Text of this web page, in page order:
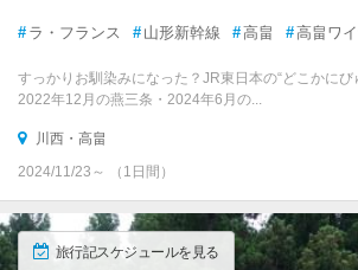
# ラ・フランス # 山形新幹線 #高畠 #高畠ワ
すっかりお馴染みになった？JR東日本の“どこかにび
2022年12月の燕三条・2024年6月の...
川西・高畠
2024/11/23～ （1日間）
旅行記スケジュールを見る